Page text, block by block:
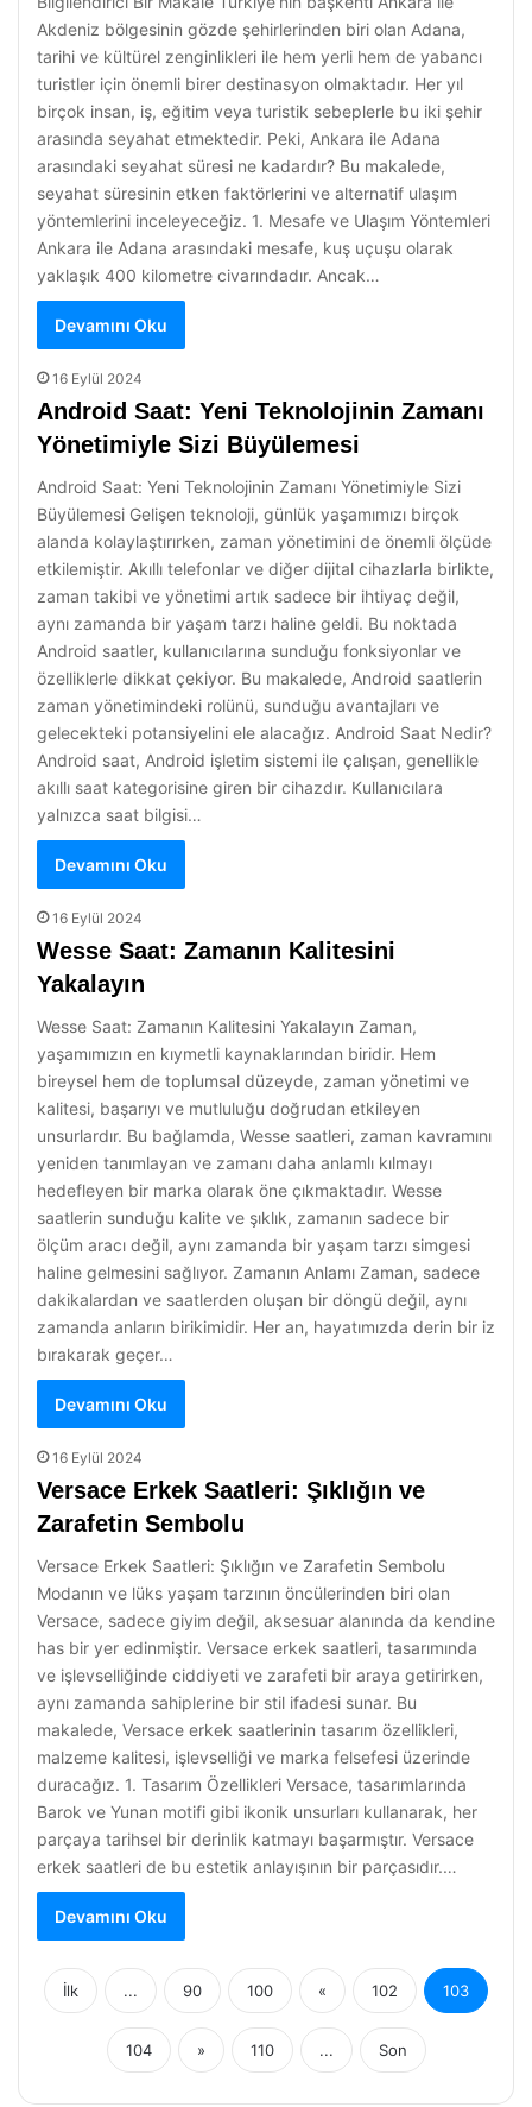
Akdeniz bölgesinin gözde şehirlerinden biri olan Adana,
tarihi ve kültürel zenginlikleri ile hem yerli hem de yabancı
turistler için önemli birer destinasyon olmaktadır. Her yıl
birçok insan, iş, eğitim veya turistik sebeplerle bu iki şehir
arasında seyahat etmektedir. Peki, Ankara ile Adana
arasındaki seyahat süresi ne kadardır? Bu makalede,
seyahat süresinin etken faktörlerini ve alternatif ulaşım
yöntemlerini inceleyeceğiz. 1. Mesafe ve Ulaşım Yöntemleri
Ankara ile Adana arasındaki mesafe, kuş uçuşu olarak
yaklaşık 400 kilometre civarındadır. Ancak…
Devamını Oku
16 Eylül 2024
Android Saat: Yeni Teknolojinin Zamanı
Yönetimiyle Sizi Büyülemesi
Android Saat: Yeni Teknolojinin Zamanı Yönetimiyle Sizi
Büyülemesi Gelişen teknoloji, günlük yaşamımızı birçok
alanda kolaylaştırırken, zaman yönetimini de önemli ölçüde
etkilemiştir. Akıllı telefonlar ve diğer dijital cihazlarla birlikte,
zaman takibi ve yönetimi artık sadece bir ihtiyaç değil,
aynı zamanda bir yaşam tarzı haline geldi. Bu noktada
Android saatler, kullanıcılarına sunduğu fonksiyonlar ve
özelliklerle dikkat çekiyor. Bu makalede, Android saatlerin
zaman yönetimindeki rolünü, sunduğu avantajları ve
gelecekteki potansiyelini ele alacağız. Android Saat Nedir?
Android saat, Android işletim sistemi ile çalışan, genellikle
akıllı saat kategorisine giren bir cihazdır. Kullanıcılara
yalnızca saat bilgisi…
Devamını Oku
16 Eylül 2024
Wesse Saat: Zamanın Kalitesini
Yakalayın
Wesse Saat: Zamanın Kalitesini Yakalayın Zaman,
yaşamımızın en kıymetli kaynaklarından biridir. Hem
bireysel hem de toplumsal düzeyde, zaman yönetimi ve
kalitesi, başarıyı ve mutluluğu doğrudan etkileyen
unsurlardır. Bu bağlamda, Wesse saatleri, zaman kavramını
yeniden tanımlayan ve zamanı daha anlamlı kılmayı
hedefleyen bir marka olarak öne çıkmaktadır. Wesse
saatlerin sunduğu kalite ve şıklık, zamanın sadece bir
ölçüm aracı değil, aynı zamanda bir yaşam tarzı simgesi
haline gelmesini sağlıyor. Zamanın Anlamı Zaman, sadece
dakikalardan ve saatlerden oluşan bir döngü değil, aynı
zamanda anların birikimidir. Her an, hayatımızda derin bir iz
bırakarak geçer…
Devamını Oku
16 Eylül 2024
Versace Erkek Saatleri: Şıklığın ve
Zarafetin Sembolu
Versace Erkek Saatleri: Şıklığın ve Zarafetin Sembolu
Modanın ve lüks yaşam tarzının öncülerinden biri olan
Versace, sadece giyim değil, aksesuar alanında da kendine
has bir yer edinmiştir. Versace erkek saatleri, tasarımında
ve işlevselliğinde ciddiyeti ve zarafeti bir araya getirirken,
aynı zamanda sahiplerine bir stil ifadesi sunar. Bu
makalede, Versace erkek saatlerinin tasarım özellikleri,
malzeme kalitesi, işlevselliği ve marka felsefesi üzerinde
duracağız. 1. Tasarım Özellikleri Versace, tasarımlarında
Barok ve Yunan motifi gibi ikonik unsurları kullanarak, her
parçaya tarihsel bir derinlik katmayı başarmıştır. Versace
erkek saatleri de bu estetik anlayışının bir parçasıdır.…
Devamını Oku
İlk ... 90 100 « 102 103
104 » 110 ... Son